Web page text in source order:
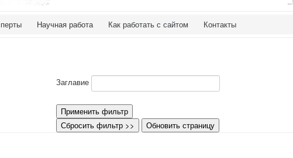
Научная работа Как работать с сайтом Контакты
Заглавие
Применить фильтр
Сбросить фильтр >>
Обновить страницу